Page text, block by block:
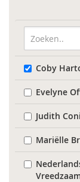
Coby
Evelyne
Judith
Mariëlle